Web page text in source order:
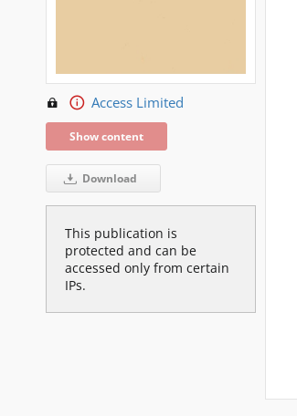
Access Limited
Show content
Download
This publication is
protected and can be
accessed only from certain
IPs.